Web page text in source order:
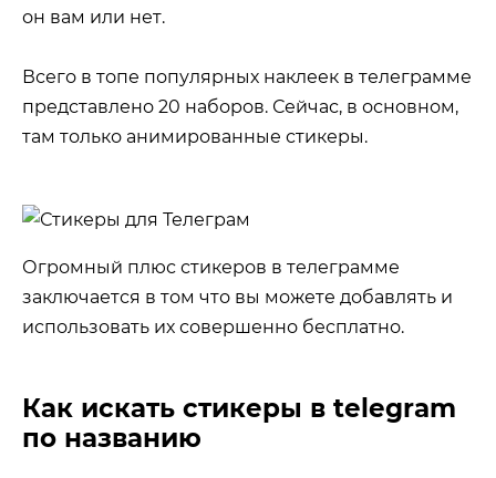
он вам или нет.
Всего в топе популярных наклеек в телеграмме
представлено 20 наборов. Сейчас, в основном,
там только анимированные стикеры.
Огромный плюс стикеров в телеграмме
заключается в том что вы можете добавлять и
использовать их совершенно бесплатно.
Как искать стикеры в telegram
по названию